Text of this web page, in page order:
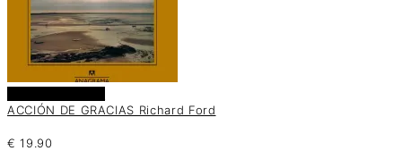
ACCIÓN DE GRACIAS Richard Ford
€ 19.90